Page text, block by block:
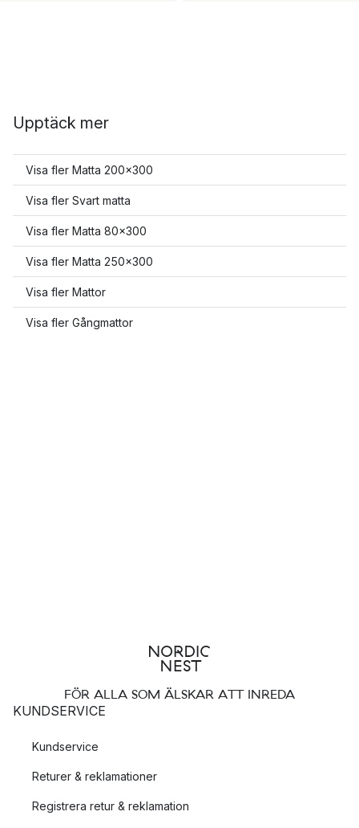
Upptäck mer
Visa fler Matta 200x300
Visa fler Svart matta
Visa fler Matta 80x300
Visa fler Matta 250x300
Visa fler Mattor
Visa fler Gångmattor
FÖR ALLA SOM ÄLSKAR ATT INREDA
KUNDSERVICE
Kundservice
Returer & reklamationer
Registrera retur & reklamation